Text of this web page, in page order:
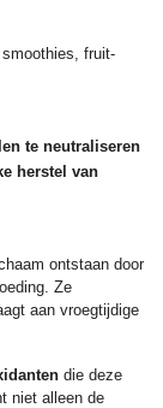
smoothies, fruit-
te neutraliseren
herstel van
ontstaan door
Ze
aan vroegtijdige
die deze
niet alleen de